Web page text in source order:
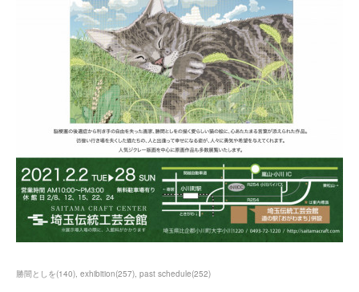
勝間としを(140) exhibition(257) past schedule(252)